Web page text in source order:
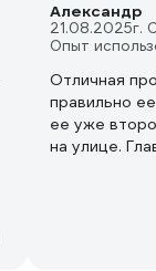
Александр
21.08.2025г.
Опыт
Отличная
правильно
ее уже
на улице.